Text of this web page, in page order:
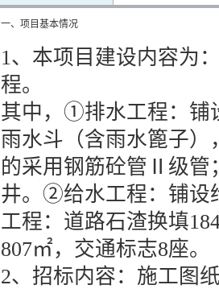
一、项目基本情况
1、本项目建设内容为
程。
其中，①排水工程：铺
雨水斗（含雨水篦子）
的采用钢筋砼管Ⅱ级管
井。②给水工程：铺设
工程：道路石渣换填
807㎡，交通标志8座。
2、招标内容：施工图